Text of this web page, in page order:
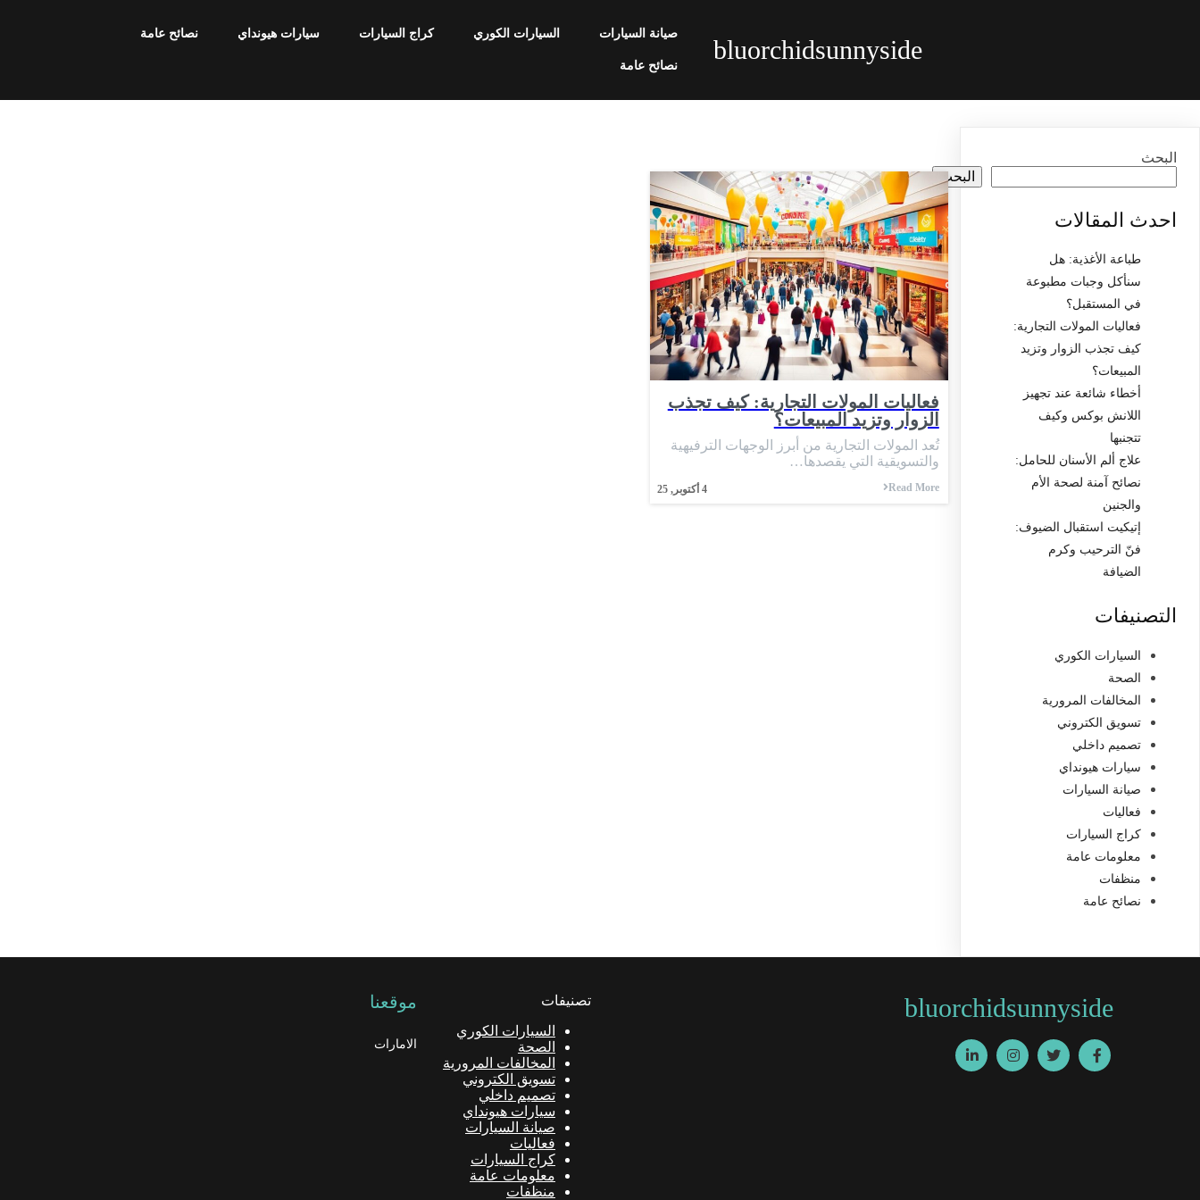
bluorchidsunnyside
صيانة السيارات السيارات الكوري كراج السيارات سيارات هيونداي نصائح عامة
نصائح عامة
فعاليات المولات التجارية: كيف تجذب
الزوار وتزيد المبيعات؟
4 أكتوبر, 25
تُعد المولات التجارية من أبرز الوجهات الترفيهية
والتسويقية التي يقصدها…
Read More
البحث
البحث
احدث المقالات
طباعة الأغذية: هل
سنأكل وجبات مطبوعة
في المستقبل؟
فعاليات المولات التجارية:
كيف تجذب الزوار وتزيد
المبيعات؟
أخطاء شائعة عند تجهيز
اللانش بوكس وكيف
تتجنبها
علاج ألم الأسنان للحامل:
نصائح آمنة لصحة الأم
والجنين
إتيكيت استقبال الضيوف:
فنّ الترحيب وكرم
الضيافة
التصنيفات
السيارات الكوري
الصحة
المخالفات المرورية
تسويق الكتروني
تصميم داخلي
سيارات هيونداي
صيانة السيارات
فعاليات
كراج السيارات
معلومات عامة
منظفات
نصائح عامة
bluorchidsunnyside
تصنيفات
السيارات الكوري
الصحة
المخالفات المرورية
تسويق الكتروني
تصميم داخلي
سيارات هيونداي
صيانة السيارات
فعاليات
كراج السيارات
معلومات عامة
منظفات
موقعنا
الامارات